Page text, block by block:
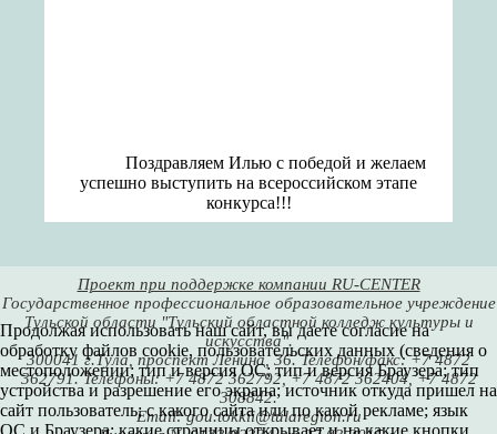
Поздравляем Илью с победой и желаем
успешно выступить на всероссийском этапе
конкурса!!!
Проект при поддержке компании RU-CENTER
Государственное профессиональное образовательное учреждение
Тульской области "Тульский областной колледж культуры и
искусства".
300041 г.Тула, проспект Ленина, 36. Телефон/факс: +7 4872
362791. Телефоны: +7 4872 362792, +7 4872 362404, +7 4872
308842.
Email: gou.tokkii@tularegion.ru
Продолжая использовать наш сайт, вы даете согласие на
обработку файлов cookie, пользовательских данных (сведения о
местоположении; тип и версия ОС; тип и версия Браузера; тип
устройства и разрешение его экрана; источник откуда пришел на
сайт пользователь; с какого сайта или по какой рекламе; язык
ОС и Браузера; какие страницы открывает и на какие кнопки